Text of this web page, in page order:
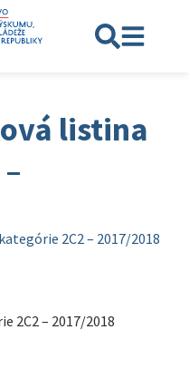
listina
2C2 – 2017/2018
2C2 – 2017/2018